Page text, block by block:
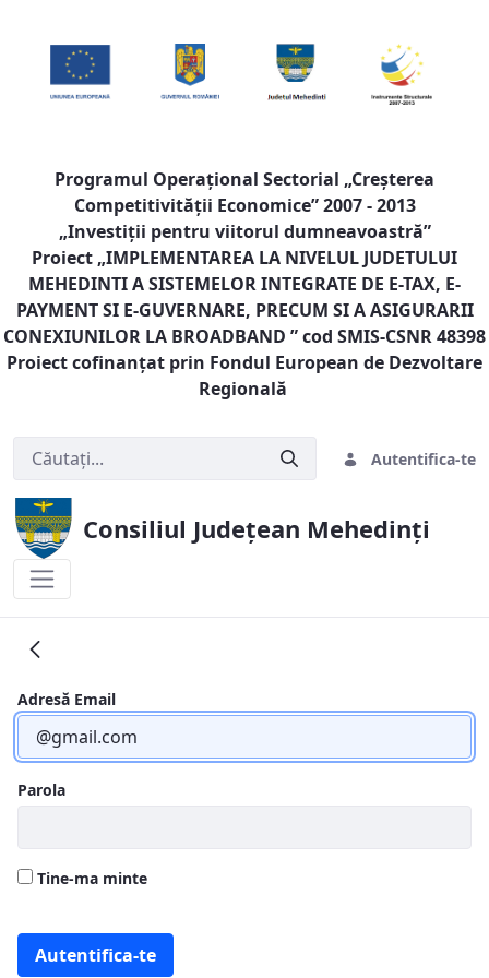
Programul Operaţional Sectorial „Creşterea
Competitivităţii Economice” 2007 - 2013
„Investiţii pentru viitorul dumneavoastră”
Proiect „IMPLEMENTAREA LA NIVELUL JUDETULUI
MEHEDINTI A SISTEMELOR INTEGRATE DE E-TAX, E-
PAYMENT SI E-GUVERNARE, PRECUM SI A ASIGURARII
CONEXIUNILOR LA BROADBAND ” cod SMIS-CSNR 48398
Proiect cofinanţat prin Fondul European de Dezvoltare
Regională
Autentifica-te
Consiliul Județean Mehedinți
Adresă Email
Parola
Tine-ma minte
Autentifica-te